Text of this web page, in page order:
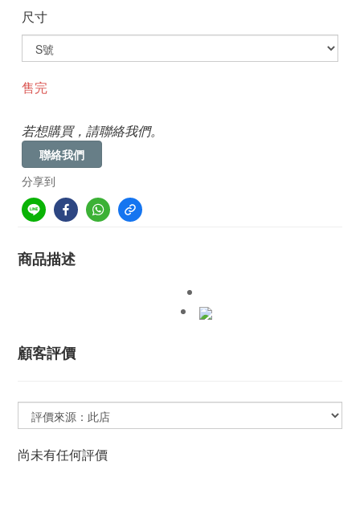
尺寸
售完
若想購買，請聯絡我們。
聯絡我們
分享到
商品描述
顧客評價
尚未有任何評價